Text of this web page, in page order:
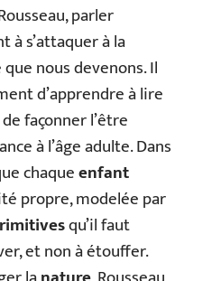
parler
à s’attaquer à la
nous devenons. Il
d’apprendre à lire
façonner l’être
à l’âge adulte. Dans
chaqueenfant
propre, modelée par
qu’il faut
et non à étouffer.